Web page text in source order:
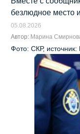
безлюдное место
05.08.2026
Автор: Марина
Фото: СКР,